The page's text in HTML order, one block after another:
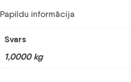
Papildu informācija
Svars
1,0000 kg